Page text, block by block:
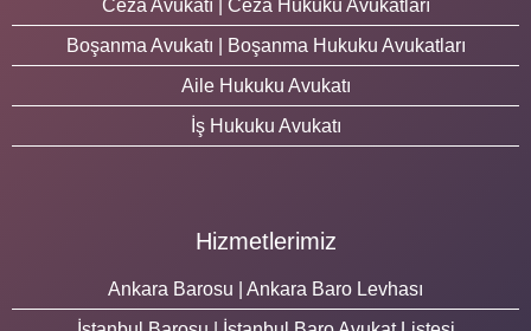
Ceza Avukatı | Ceza Hukuku Avukatları
Boşanma Avukatı | Boşanma Hukuku Avukatları
Aile Hukuku Avukatı
İş Hukuku Avukatı
Hizmetlerimiz
Ankara Barosu | Ankara Baro Levhası